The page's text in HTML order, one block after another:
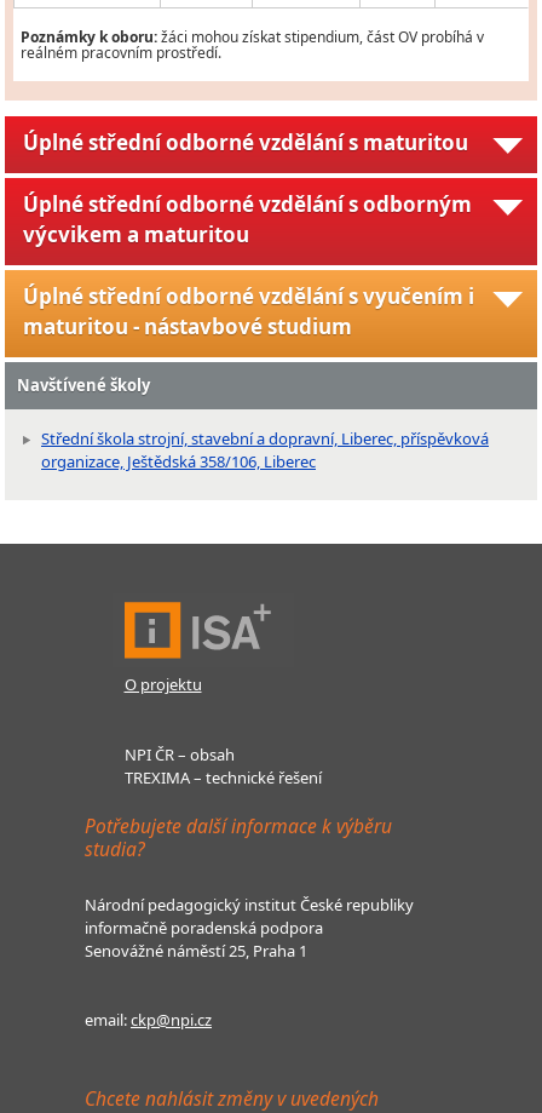
Poznámky k oboru:žáci mohou získat stipendium, část OV probíhá v
reálném pracovním prostředí.
Úplné střední odborné vzdělání s maturitou
Úplné střední odborné vzdělání s odborným
výcvikem a maturitou
Úplné střední odborné vzdělání s vyučením i
maturitou - nástavbové studium
Navštívené školy
Střední škola strojní, stavební a dopravní, Liberec, příspěvková
organizace, Ještědská 358/106, Liberec
O projektu
NPI ČR – obsah
TREXIMA – technické řešení
Potřebujete další informace k výběru
studia?
Národní pedagogický institut České republiky
informačně poradenská podpora
Senovážné náměstí 25, Praha 1
email:ckp@npi.cz
Chcete nahlásit změny v uvedených